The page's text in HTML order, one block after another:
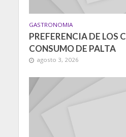
GASTRONOMIA
PREFERENCIA DE LOS
CONSUMO DE PALTA
agosto 3, 2026